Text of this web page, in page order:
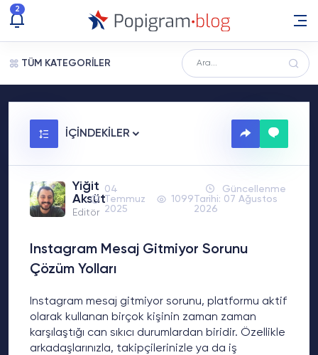
2
TÜM KATEGORİLER
İÇİNDEKİLER
Yiğit
Aksüt
Editör
04
Temmuz
2025
1099
Güncellenme
Tarihi: 07 Ağustos
2026
Instagram Mesaj Gitmiyor Sorunu
Çözüm Yolları
Instagram mesaj gitmiyor sorunu, platformu aktif
olarak kullanan birçok kişinin zaman zaman
karşılaştığı can sıkıcı durumlardan biridir. Özellikle
arkadaşlarınızla, takipçilerinizle ya da iş